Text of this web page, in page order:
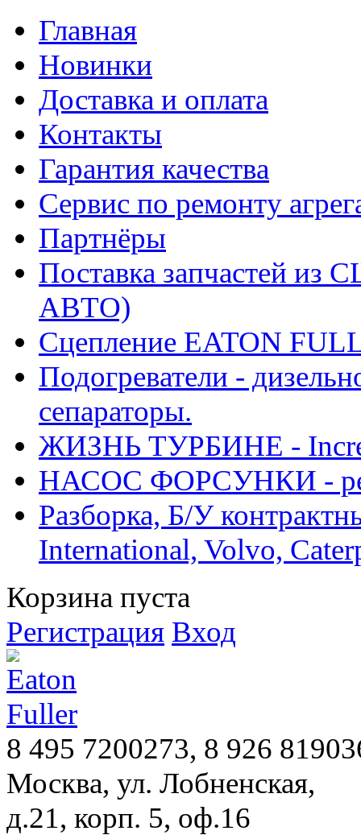
Главная
Новинки
Доставка и оплата
Контакты
Гарантия качества
Сервис по ремонту
Партнёры
Поставка запчастей
АВТО)
Сцепление EATON
Подогреватели -
сепараторы.
ЖИЗНЬ ТУРБИНЕ -
НАСОС ФОРСУНКИ -
Разборка, Б/У
International, Volvo,
Корзина пуста
Регистрация Вход
8 495 7200273, 8 926
Москва, ул. Лобненская,
д.21, корп. 5, оф.16